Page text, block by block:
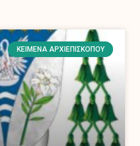
ΚΕΊΜΕΝΑ ΑΡΧΙΕΠΙΣΚΌΠΟΥ